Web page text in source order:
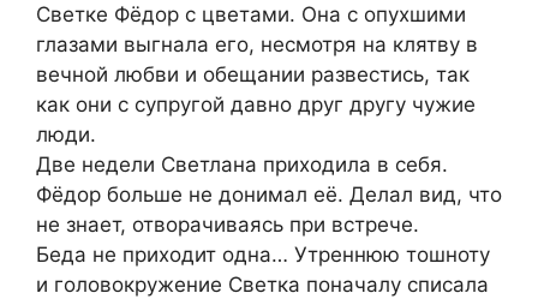
Светке Фёдор с цветами. Она с опухшими
глазами выгнала его, несмотря на клятву в
вечной любви и обещании развестись, так
как они с супругой давно друг другу чужие
люди.
Две недели Светлана приходила в себя.
Фёдор больше не донимал её. Делал вид, что
не знает, отворачиваясь при встрече.
Беда не приходит одна… Утреннюю тошноту
и головокружение Светка поначалу списала